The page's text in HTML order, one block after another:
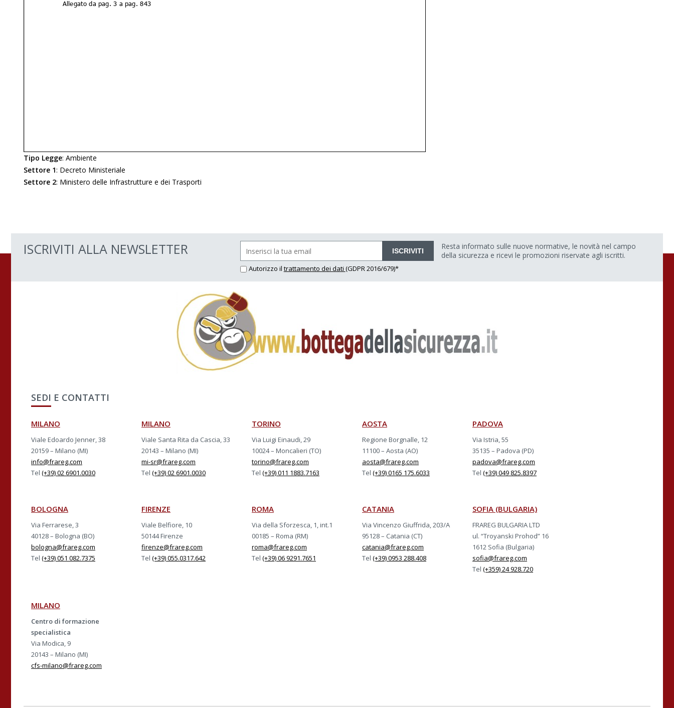
Tipo Legge: Ambiente
Settore 1: Decreto Ministeriale
Settore 2: Ministero delle Infrastrutture e dei Trasporti
ISCRIVITI ALLA NEWSLETTER ISCRIVITI
Autorizzo il trattamento dei dati (GDPR 2016/679)*
Resta informato sulle nuove normative, le novità nel campo
della sicurezza e ricevi le promozioni riservate agli iscritti.
SEDI E CONTATTI
MILANO
Viale Edoardo Jenner, 38
20159 – Milano (MI)
info@frareg.com
Tel (+39) 02 6901.0030
MILANO
Viale Santa Rita da Cascia, 33
20143 – Milano (MI)
mi-sr@frareg.com
Tel (+39) 02 6901.0030
TORINO
Via Luigi Einaudi, 29
10024 – Moncalieri (TO)
torino@frareg.com
Tel (+39) 011 1883.7163
AOSTA
Regione Borgnalle, 12
11100 – Aosta (AO)
aosta@frareg.com
Tel (+39) 0165 175.6033
PADOVA
Via Istria, 55
35135 – Padova (PD)
padova@frareg.com
Tel (+39) 049 825.8397
BOLOGNA
Via Ferrarese, 3
40128 – Bologna (BO)
bologna@frareg.com
Tel (+39) 051 082.7375
FIRENZE
Viale Belfiore, 10
50144 Firenze
firenze@frareg.com
Tel (+39) 055.0317.642
ROMA
Via della Sforzesca, 1, int.1
00185 – Roma (RM)
roma@frareg.com
Tel (+39) 06 9291.7651
CATANIA
Via Vincenzo Giuffrida, 203/A
95128 – Catania (CT)
catania@frareg.com
Tel (+39) 0953 288.408
SOFIA (BULGARIA)
FRAREG BULGARIA LTD
ul. “Troyanski Prohod” 16
1612 Sofia (Bulgaria)
sofia@frareg.com
Tel (+359) 24 928.720
MILANO
Centro di formazione
specialistica
Via Modica, 9
20143 – Milano (MI)
cfs-milano@frareg.com